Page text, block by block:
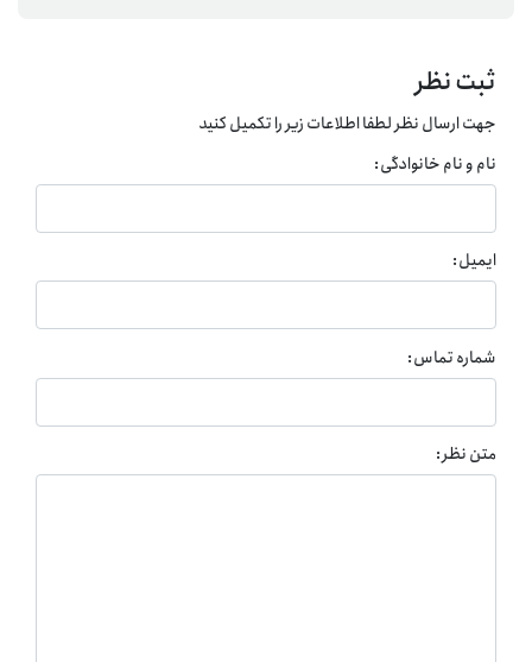
ثبت نظر
جهت ارسال نظر لطفا اطلاعات زیر را تکمیل کنید
نام و نام خانوادگی:
ایمیل:
شماره تماس:
متن نظر: